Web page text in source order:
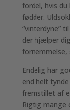
fordel, hvis
fødder.
“vinterdyne”
der hjælper
fornemmelse,
Endelig har
end helt
fremstillet af
Rigtig mange